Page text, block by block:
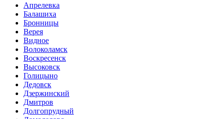
Апрелевка
Балашиха
Бронницы
Верея
Видное
Волоколамск
Воскресенск
Высоковск
Голицыно
Дедовск
Дзержинский
Дмитров
Долгопрудный